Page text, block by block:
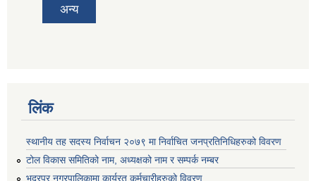
अन्य
लिंक
स्थानीय तह सदस्य निर्वाचन २०७९ मा निर्वाचित जनप्रतिनिधिहरुको विवरण
टोल विकास समितिको नाम, अध्यक्षको नाम र सम्पर्क नम्बर
भद्रपुर नगरपालिकामा कार्यरत कर्मचारीहरुको विवरण